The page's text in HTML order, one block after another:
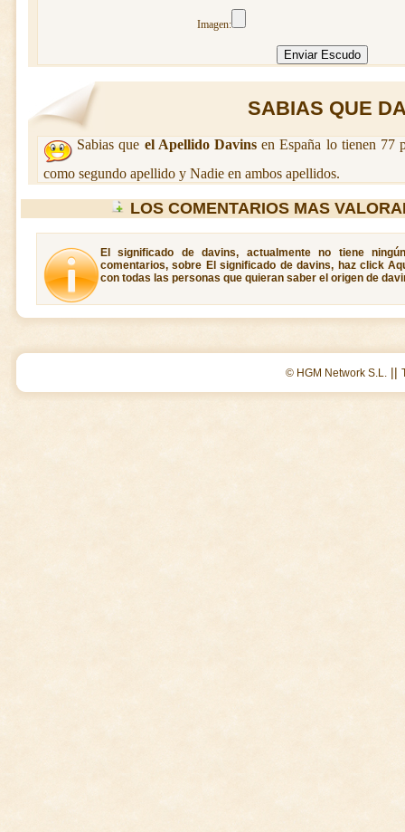
Imagen:
SABIAS QUE
Sabias que el Apellido Davins en España lo tienen 77
como segundo apellido y Nadie en ambos apellidos.
LOS COMENTARIOS MAS
El significado de davins, actualmente no tiene
comentarios, sobre El significado de davins, haz click
con todas las personas que quieran saber el origen de
© HGM Network S.L. ||